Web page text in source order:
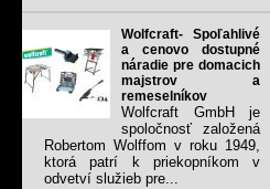
Wolfcraft- Spoľahlivé
a cenovo dostupné
náradie pre domacich
majstrov a
remeselníkov
Wolfcraft GmbH je
spoločnosť založená
Robertom Wolffom v roku 1949,
ktorá patrí k priekopníkom v
odvetví služieb pre...